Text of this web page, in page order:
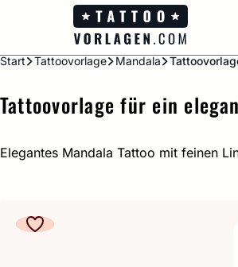
Start Tattoovorlage Mandala
Tattoovorlage für ein
Elegantes Mandala Tattoo mit feinen